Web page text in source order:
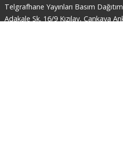
Telgrafhane Yayınları Basım
Adakale Sk. 16/9 Kızılay, Çankaya